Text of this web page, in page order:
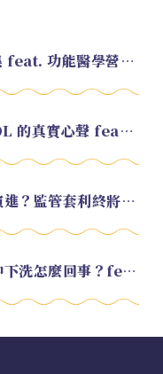
EP.220 好久不見！2026 試錄集 feat. 功能醫學營養師 美寶
EP.219 從銀行高管轉職幣圈 KOL 的真實心聲 feat.龜大
EP.217 美元穩定幣未來會如何演進？監管套利終將收斂？feat. 研究員 余哲安
EP.213 川普大攪局：袋鼠市上沖下洗怎麼回事？feat. Alvin